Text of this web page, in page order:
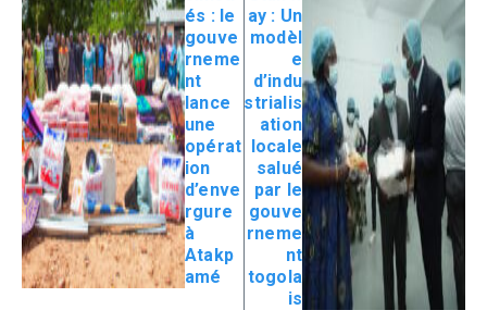
és : le
gouve
rneme
nt
lance
une
opérat
ion
d’enve
rgure
à
Atakp
amé
ay : Un
modèl
e
d’indu
strialis
ation
locale
salué
par le
gouve
rneme
nt
togola
is